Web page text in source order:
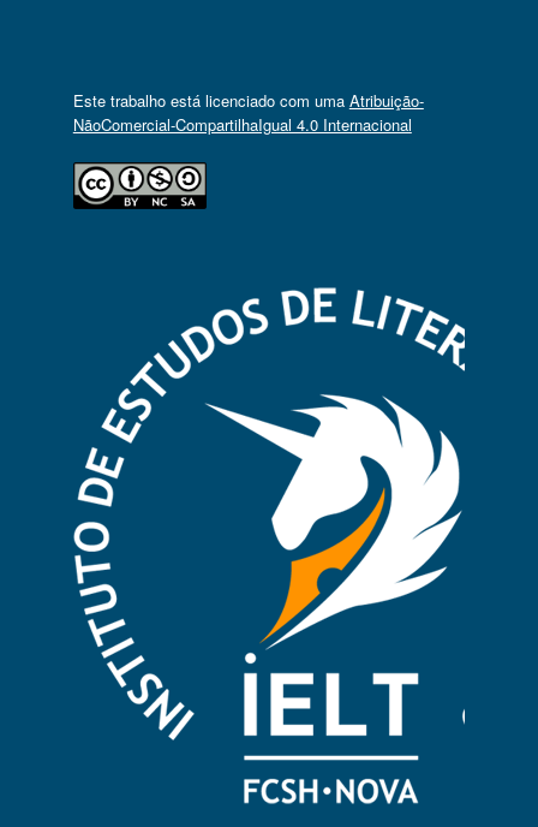
Este trabalho está licenciado com uma Atribuição-
NãoComercial-CompartilhaIgual 4.0 Internacional